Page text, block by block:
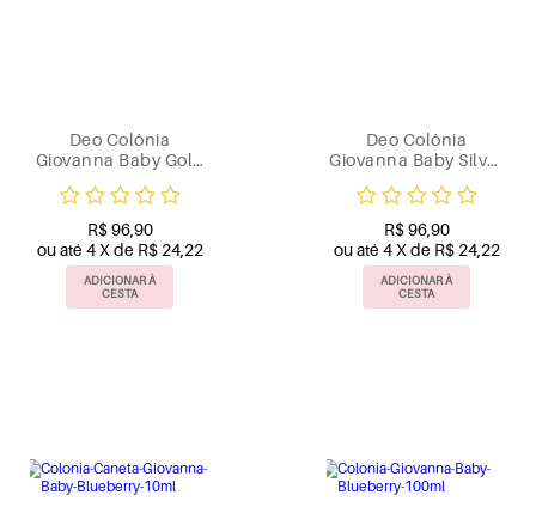
Deo Colônia
Giovanna Baby Gold
R$ 96,90
ou até 4 X de R$ 24,22
ADICIONAR À
CESTA
Deo Colônia
Giovanna Baby Silver
R$ 96,90
ou até 4 X de R$ 24,22
ADICIONAR À
CESTA